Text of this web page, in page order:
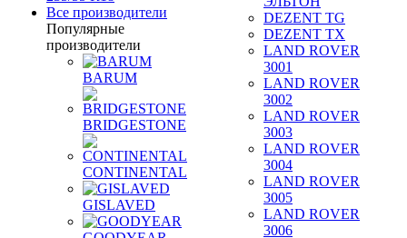
Все производители
Популярные
производители
BARUM
BRIDGESTONE
CONTINENTAL
GISLAVED
DEZENT TG
DEZENT TX
LAND ROVER
3001
LAND ROVER
3002
LAND ROVER
3003
LAND ROVER
3004
LAND ROVER
3005
LAND ROVER
3006